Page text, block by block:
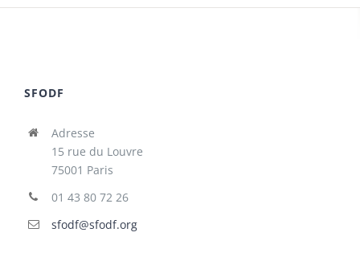
SFODF
Adresse
15 rue du Louvre
75001 Paris
01 43 80 72 26
sfodf@sfodf.org